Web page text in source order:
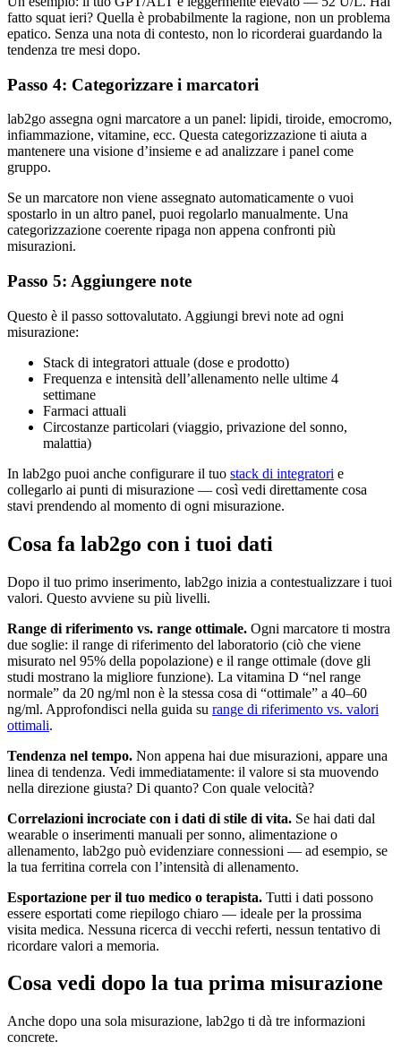
fatto squat ieri? Quella è probabilmente la ragione, non un problema
epatico. Senza una nota di contesto, non lo ricorderai guardando la
tendenza tre mesi dopo.
Passo 4: Categorizzare i marcatori
lab2go assegna ogni marcatore a un panel: lipidi, tiroide, emocromo,
infiammazione, vitamine, ecc. Questa categorizzazione ti aiuta a
mantenere una visione d’insieme e ad analizzare i panel come
gruppo.
Se un marcatore non viene assegnato automaticamente o vuoi
spostarlo in un altro panel, puoi regolarlo manualmente. Una
categorizzazione coerente ripaga non appena confronti più
misurazioni.
Passo 5: Aggiungere note
Questo è il passo sottovalutato. Aggiungi brevi note ad ogni
misurazione:
Stack di integratori attuale (dose e prodotto)
Frequenza e intensità dell’allenamento nelle ultime 4
settimane
Farmaci attuali
Circostanze particolari (viaggio, privazione del sonno,
malattia)
In lab2go puoi anche configurare il tuo stack di integratori e
collegarlo ai punti di misurazione — così vedi direttamente cosa
stavi prendendo al momento di ogni misurazione.
Cosa fa lab2go con i tuoi dati
Dopo il tuo primo inserimento, lab2go inizia a contestualizzare i tuoi
valori. Questo avviene su più livelli.
Range di riferimento vs. range ottimale. Ogni marcatore ti mostra
due soglie: il range di riferimento del laboratorio (ciò che viene
misurato nel 95% della popolazione) e il range ottimale (dove gli
studi mostrano la migliore funzione). La vitamina D “nel range
normale” da 20 ng/ml non è la stessa cosa di “ottimale” a 40–60
ng/ml. Approfondisci nella guida su range di riferimento vs. valori
ottimali.
Tendenza nel tempo. Non appena hai due misurazioni, appare una
linea di tendenza. Vedi immediatamente: il valore si sta muovendo
nella direzione giusta? Di quanto? Con quale velocità?
Correlazioni incrociate con i dati di stile di vita. Se hai dati dal
wearable o inserimenti manuali per sonno, alimentazione o
allenamento, lab2go può evidenziare connessioni — ad esempio, se
la tua ferritina correla con l’intensità di allenamento.
Esportazione per il tuo medico o terapista. Tutti i dati possono
essere esportati come riepilogo chiaro — ideale per la prossima
visita medica. Nessuna ricerca di vecchi referti, nessun tentativo di
ricordare valori a memoria.
Cosa vedi dopo la tua prima misurazione
Anche dopo una sola misurazione, lab2go ti dà tre informazioni
concrete.